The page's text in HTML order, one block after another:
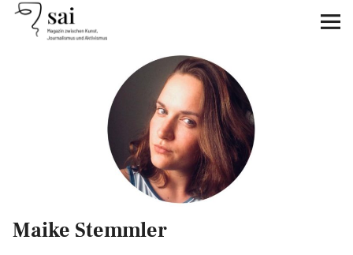
sai
Klimagerechtigkeit
Antirassismus
Kunst&Literatur
Maike Stemmler